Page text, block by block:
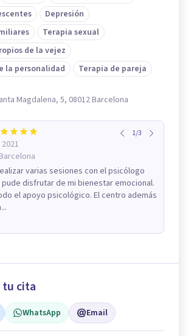
Depresión
Terapia sexual
de la vejez
la personalidad
Terapia de pareja
Magdalena, 5, 08012 Barcelona
Barcelona
1/3
varias sesiones con el psicólogo
pude disfrutar de mi bienestar emocional.
el apoyo psicológico. El centro además
tu cita
WhatsApp Email